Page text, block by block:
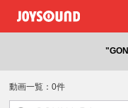
動画一覧：0件